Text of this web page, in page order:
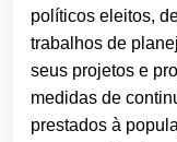
políticos eleitos,
trabalhos de
seus projetos e
medidas de
prestados à